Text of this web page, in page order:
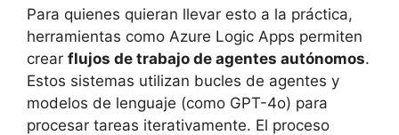
Para quienes quieran llevar esto a la práctica,
herramientas como Azure Logic Apps permiten
crear flujos de trabajo de agentes autónomos.
Estos sistemas utilizan bucles de agentes y
modelos de lenguaje (como GPT-4o) para
procesar tareas iterativamente. El proceso